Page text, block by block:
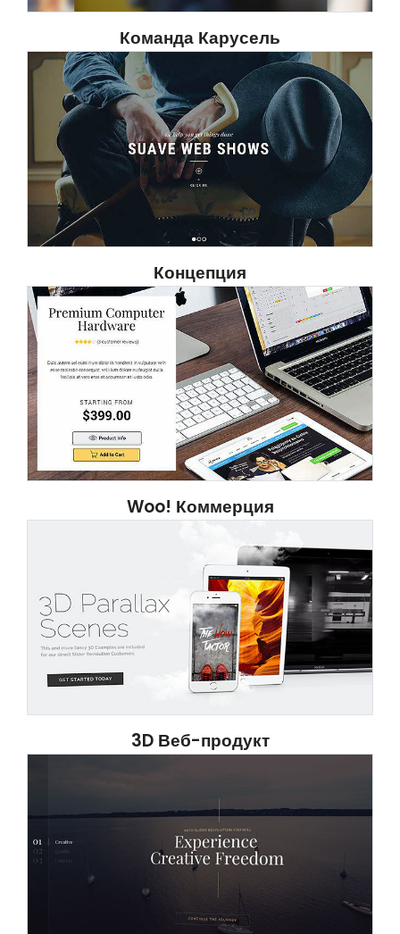
Команда Карусель
Концепция
Woo! Коммерция
3D Веб-продукт